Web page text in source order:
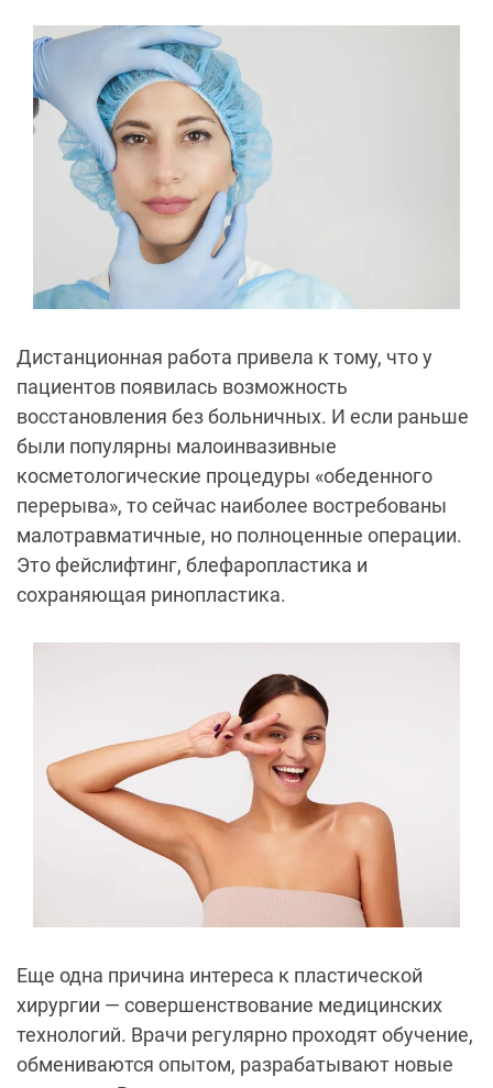
Дистанционная работа привела к тому, что у
пациентов появилась возможность
восстановления без больничных. И если раньше
были популярны малоинвазивные
косметологические процедуры «обеденного
перерыва», то сейчас наиболее востребованы
малотравматичные, но полноценные операции.
Это фейслифтинг, блефаропластика и
сохраняющая ринопластика.
Еще одна причина интереса к пластической
хирургии — совершенствование медицинских
технологий. Врачи регулярно проходят обучение,
обмениваются опытом, разрабатывают новые